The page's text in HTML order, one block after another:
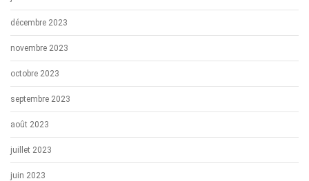
décembre 2023
novembre 2023
octobre 2023
septembre 2023
août 2023
juillet 2023
juin 2023